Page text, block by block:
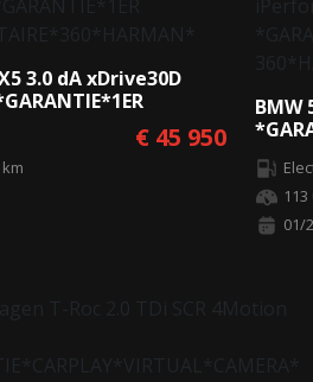
3.0 dA xDrive30D
€ 45 950
BMW
01/